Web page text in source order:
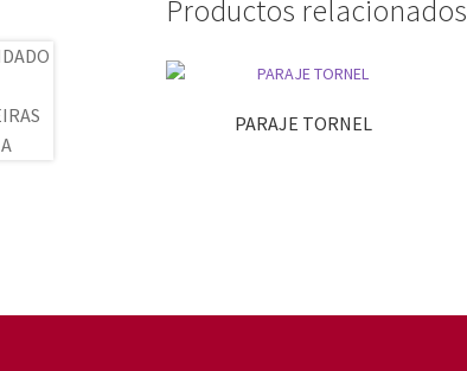
Productos relacionados
PARAJE TORNEL